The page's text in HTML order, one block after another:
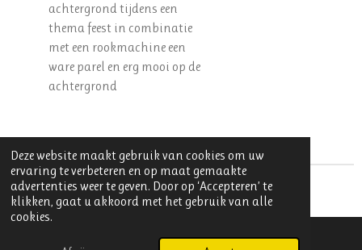
Deze website maakt gebruik van cookies om uw
ervaring te verbeteren en op maat gemaakte
advertenties weer te geven. Door op ‘Accepteren’ te
klikken, gaat u akkoord met het gebruik van alle
cookies.
achtergrond tijdens een
thema feest in combinatie
met een rookmachine een
ware parel en erg mooi op de
achtergrond
© 2025 Dancefactory Licht en Geluid kvk 97045276